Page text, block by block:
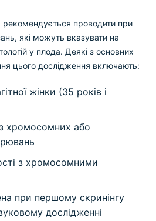
проводити при
які можуть вказувати на
у плода. Деякі з основних
цього дослідження включають:
жінки (35 років і
хромосомних або
з хромосомними
при першому скринінгу
дослідженні